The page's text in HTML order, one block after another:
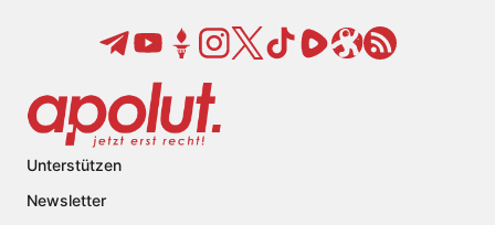
Unterstützen
Newsletter